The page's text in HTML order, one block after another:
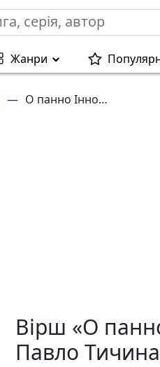
Жанри
— О панно Інно…
Вірш «О
Павло Тичина